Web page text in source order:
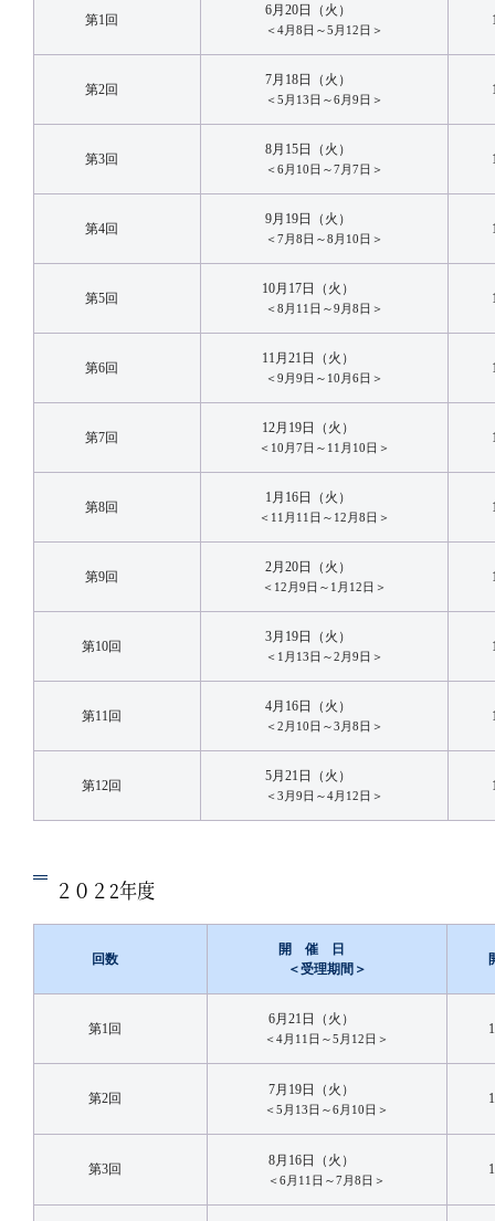
第1回
6月20日（火）
＜4月8日～5月12日＞
第2回
7月18日（火）
＜5月13日～6月9日＞
第3回
8月15日（火）
＜6月10日～7月7日＞
第4回
9月19日（火）
＜7月8日～8月10日＞
第5回
10月17日（火）
＜8月11日～9月8日＞
第6回
11月21日（火）
＜9月9日～10月6日＞
第7回
12月19日（火）
＜10月7日～11月10日＞
第8回
1月16日（火）
＜11月11日～12月8日＞
第9回
2月20日（火）
＜12月9日～1月12日＞
第10回
3月19日（火）
＜1月13日～2月9日＞
第11回
4月16日（火）
＜2月10日～3月8日＞
第12回
5月21日（火）
＜3月9日～4月12日＞
２０２2年度
回数
開 催 日
＜受理期間＞
第1回
6月21日（火）
＜4月11日～5月12日＞
第2回
7月19日（火）
＜5月13日～6月10日＞
第3回
8月16日（火）
＜6月11日～7月8日＞